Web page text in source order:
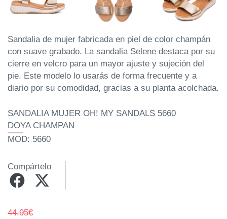
Sandalia de mujer fabricada en piel de color champán
con suave grabado. La sandalia Selene destaca por su
cierre en velcro para un mayor ajuste y sujeción del
pie. Este modelo lo usarás de forma frecuente y a
diario por su comodidad, gracias a su planta acolchada.
SANDALIA MUJER OH! MY SANDALS 5660
DOYA CHAMPAN
MOD: 5660
Compártelo
44.95€